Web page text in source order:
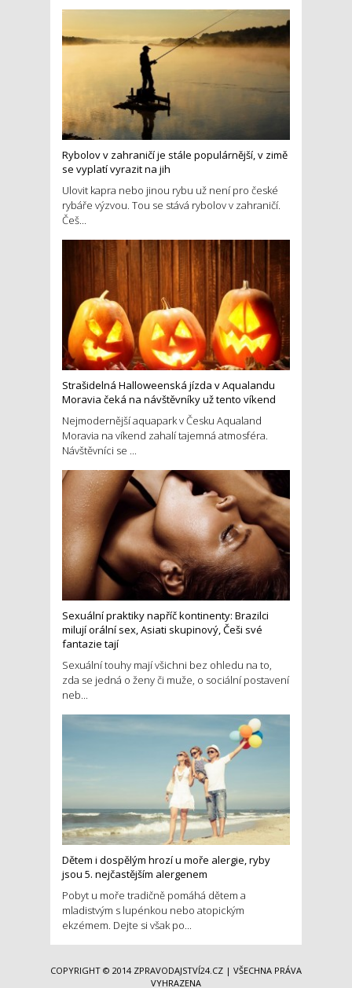
Rybolov v zahraničí je stále populárnější, v zimě
se vyplatí vyrazit na jih
Ulovit kapra nebo jinou rybu už není pro české
rybáře výzvou. Tou se stává rybolov v zahraničí.
Češ...
Strašidelná Halloweenská jízda v Aqualandu
Moravia čeká na návštěvníky už tento víkend
Nejmodernější aquapark v Česku Aqualand
Moravia na víkend zahalí tajemná atmosféra.
Návštěvníci se ...
Sexuální praktiky napříč kontinenty: Brazilci
milují orální sex, Asiati skupinový, Češi své
fantazie tají
Sexuální touhy mají všichni bez ohledu na to,
zda se jedná o ženy či muže, o sociální postavení
neb...
Dětem i dospělým hrozí u moře alergie, ryby
jsou 5. nejčastějším alergenem
Pobyt u moře tradičně pomáhá dětem a
mladistvým s lupénkou nebo atopickým
ekzémem. Dejte si však po...
COPYRIGHT © 2014 ZPRAVODAJSTVÍ24.CZ | VŠECHNA PRÁVA
VYHRAZENA